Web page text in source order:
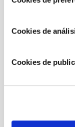
Cookies de
Cookies de